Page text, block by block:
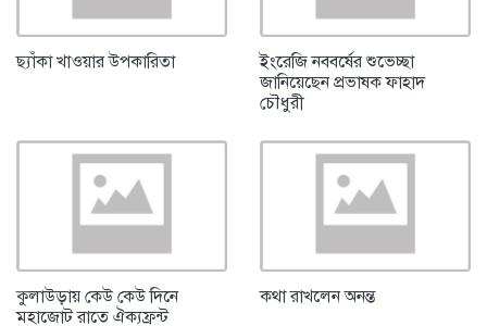
ছ্যাঁকা খাওয়ার উপকারিতা
ইংরেজি নববর্ষের শুভেচ্ছা
জানিয়েছেন প্রভাষক ফাহাদ
চৌধুরী
কুলাউড়ায় কেউ কেউ দিনে
মহাজোট রাতে ঐক্যফ্রন্ট
কথা রাখলেন অনন্ত